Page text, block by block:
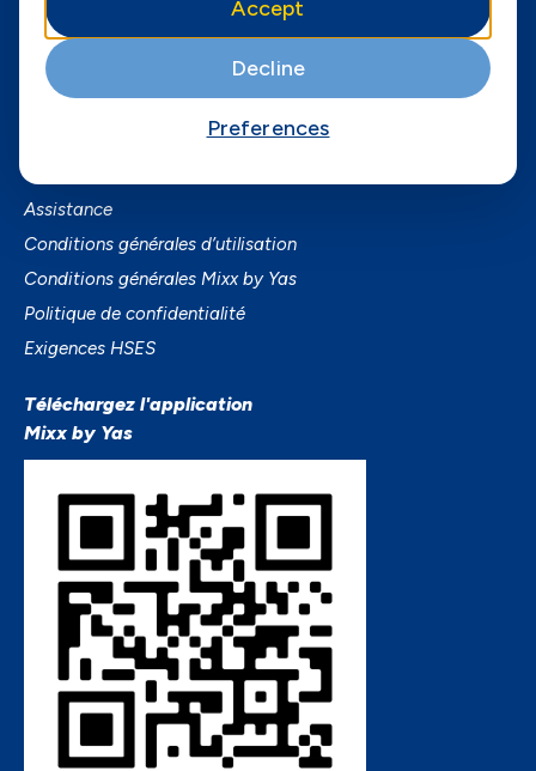
Business
SmartPhones
Informations utiles
Trouvez une agence
Assistance
Conditions générales d’utilisation
Conditions générales Mixx by Yas
Politique de confidentialité
Exigences HSES
Téléchargez l'application
Mixx by Yas
Accept
Decline
Preferences